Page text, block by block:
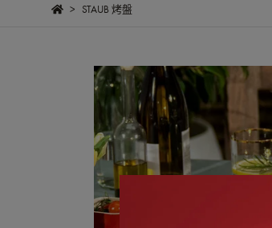
STAUB 烤盤